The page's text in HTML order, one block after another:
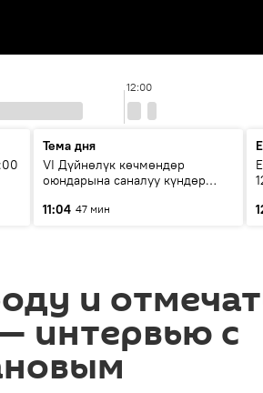
12:00
Тема дня
VI Дүйнөлүк көчмөндөр
оюндарына саналуу күндөр
этапка жетти?
11:04 47 мин
и
интервью с